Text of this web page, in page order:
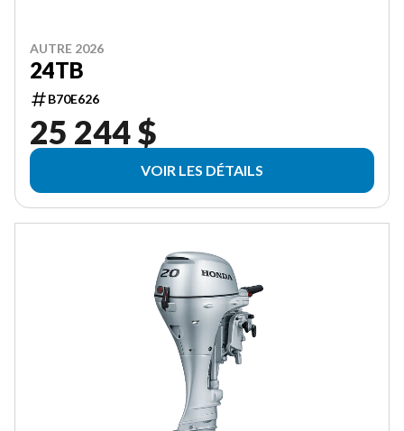
AUTRE 2026
24TB
B70E626
25 244 $
VOIR LES DÉTAILS